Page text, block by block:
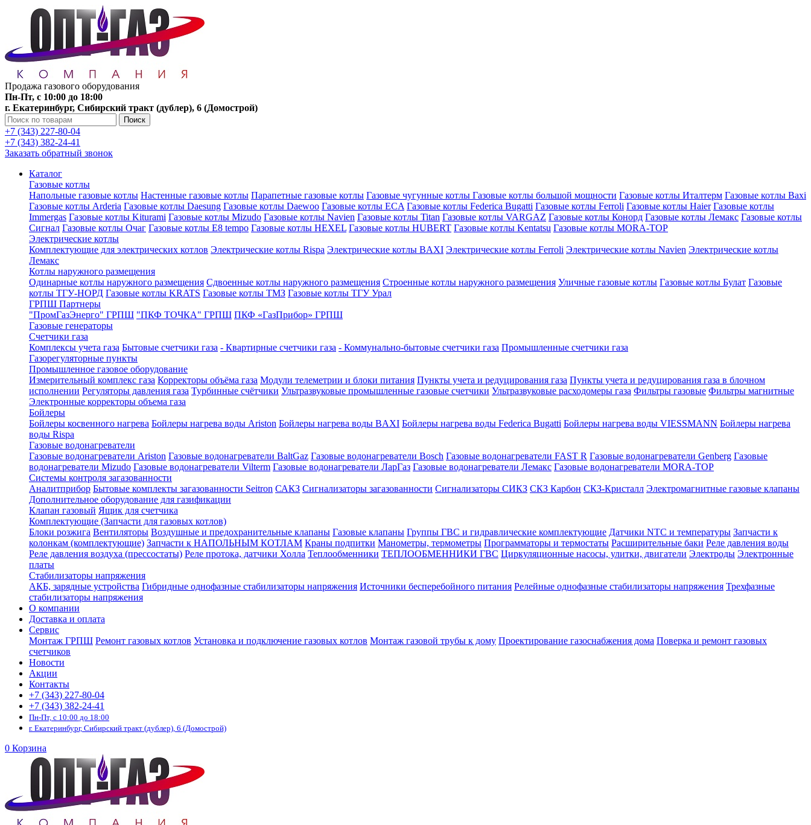
Продажа газового оборудования
Пн-Пт, с 10:00 до 18:00
г. Екатеринбург, Сибирский тракт (дублер), 6 (Домострой)
Поиск
+7 (343) 227-80-04
+7 (343) 382-24-41
Заказать обратный звонок
Каталог
Газовые котлы
Напольные газовые котлы Настенные газовые котлы Парапетные газовые котлы Газовые чугунные котлы Газовые котлы большой мощности Газовые котлы Италтерм Газовые котлы Baxi
Газовые котлы Arderia Газовые котлы Daesung Газовые котлы Daewoo Газовые котлы ECA Газовые котлы Federica Bugatti Газовые котлы Ferroli Газовые котлы Haier Газовые котлы
Immergas Газовые котлы Kiturami Газовые котлы Mizudo Газовые котлы Navien Газовые котлы Titan Газовые котлы VARGAZ Газовые котлы Конорд Газовые котлы Лемакс Газовые котлы
Сигнал Газовые котлы Очаг Газовые котлы E8 tempo Газовые котлы HEXEL Газовые котлы HUBERT Газовые котлы Kentatsu Газовые котлы MORA-TOP
Электрические котлы
Комплектующие для электрических котлов Электрические котлы Rispa Электрические котлы BAXI Электрические котлы Ferroli Электрические котлы Navien Электрические котлы
Лемакс
Котлы наружного размещения
Одинарные котлы наружного размещения Сдвоенные котлы наружного размещения Строенные котлы наружного размещения Уличные газовые котлы Газовые котлы Булат Газовые
котлы ТГУ-НОРД Газовые котлы KRATS Газовые котлы ТМЗ Газовые котлы ТГУ Урал
ГРПШ Партнеры
"ПромГазЭнерго" ГРПШ "ПКФ ТОЧКА" ГРПШ ПКФ «ГазПрибор» ГРПШ
Газовые генераторы
Счетчики газа
Комплексы учета газа Бытовые счетчики газа - Квартирные счетчики газа - Коммунально-бытовые счетчики газа Промышленные счетчики газа
Газорегуляторные пункты
Промышленное газовое оборудование
Измерительный комплекс газа Корректоры объёма газа Модули телеметрии и блоки питания Пункты учета и редуцирования газа Пункты учета и редуцирования газа в блочном
исполнении Регуляторы давления газа Турбинные счётчики Ультразвуковые промышленные газовые счетчики Ультразвуковые расходомеры газа Фильтры газовые Фильтры магнитные
Электронные корректоры объема газа
Бойлеры
Бойлеры косвенного нагрева Бойлеры нагрева воды Ariston Бойлеры нагрева воды BAXI Бойлеры нагрева воды Federica Bugatti Бойлеры нагрева воды VIESSMANN Бойлеры нагрева
воды Rispa
Газовые водонагреватели
Газовые водонагреватели Ariston Газовые водонагреватели BaltGaz Газовые водонагреватели Bosch Газовые водонагреватели FAST R Газовые водонагреватели Genberg Газовые
водонагреватели Mizudo Газовые водонагреватели Vilterm Газовые водонагреватели ЛарГаз Газовые водонагреватели Лемакс Газовые водонагреватели MORA-TOP
Системы контроля загазованности
Аналитприбор Бытовые комплекты загазованности Seitron САКЗ Сигнализаторы загазованности Сигнализаторы СИКЗ СКЗ Карбон СКЗ-Кристалл Электромагнитные газовые клапаны
Дополнительное оборудование для газификации
Клапан газовый Ящик для счетчика
Комплектующие (Запчасти для газовых котлов)
Блоки розжига Вентиляторы Воздушные и предохранительные клапаны Газовые клапаны Группы ГВС и гидравлические комплектующие Датчики NTC и температуры Запчасти к
колонкам (комплектующие) Запчасти к НАПОЛЬНЫМ КОТЛАМ Краны подпитки Манометры, термометры Программаторы и термостаты Расширительные баки Реле давления воды
Реле давления воздуха (прессостаты) Реле протока, датчики Холла Теплообменники ТЕПЛООБМЕННИКИ ГВС Циркуляционные насосы, улитки, двигатели Электроды Электронные
платы
Стабилизаторы напряжения
АКБ, зарядные устройства Гибридные однофазные стабилизаторы напряжения Источники бесперебойного питания Релейные однофазные стабилизаторы напряжения Трехфазные
стабилизаторы напряжения
О компании
Доставка и оплата
Сервис
Монтаж ГРПШ Ремонт газовых котлов Установка и подключение газовых котлов Монтаж газовой трубы к дому Проектирование газоснабжения дома Поверка и ремонт газовых
счетчиков
Новости
Акции
Контакты
+7 (343) 227-80-04
+7 (343) 382-24-41
Пн-Пт, с 10:00 до 18:00
г. Екатеринбург, Сибирский тракт (дублер), 6 (Домострой)
0 Корзина